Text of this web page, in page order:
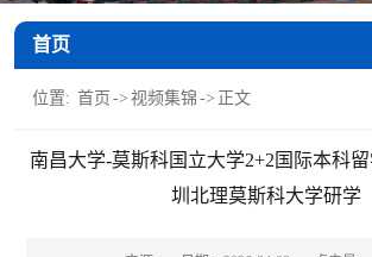
首页
位置: 首页 -> 视频集锦 -> 正文
南昌大学-莫斯科国立大学2+2国际本科
圳北理莫斯科大学研学